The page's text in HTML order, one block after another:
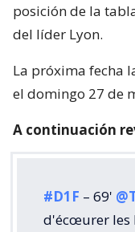
posición de la
del líder Lyon.
La próxima fecha
el domingo 27 de
A continuación
#D1F – 69'
d'écœurer les